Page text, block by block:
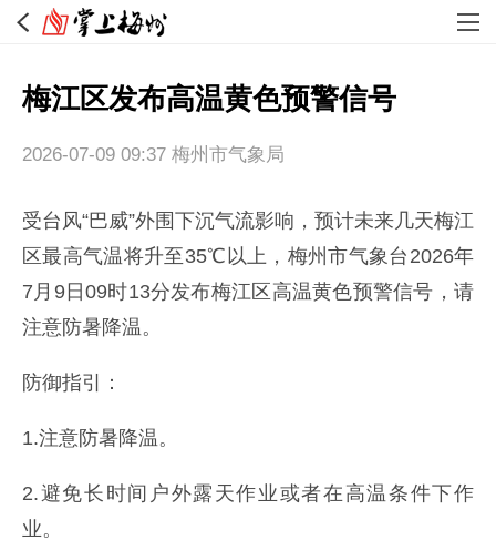
梅江区发布高温黄色预警信号
2026-07-09 09:37 梅州市气象局
受台风“巴威”外围下沉气流影响，预计未来几天梅江
区最高气温将升至35℃以上，梅州市气象台2026年
7月9日09时13分发布梅江区高温黄色预警信号，请
注意防暑降温。
防御指引：
1.注意防暑降温。
2.避免长时间户外露天作业或者在高温条件下作
业。